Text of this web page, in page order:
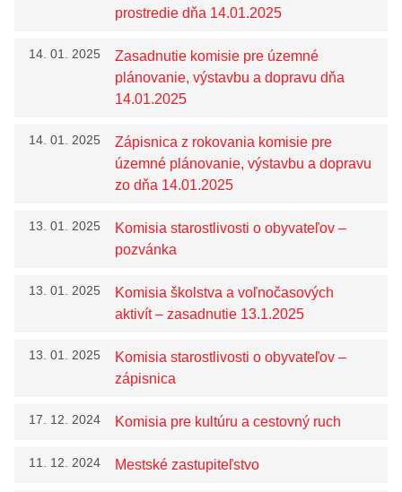
Záverečný účet mesta
Územný plán
prostredie dňa 14.01.2025
14. 01. 2025
Zasadnutie komisie pre územné
plánovanie, výstavbu a dopravu dňa
14.01.2025
14. 01. 2025
Zápisnica z rokovania komisie pre
územné plánovanie, výstavbu a dopravu
zo dňa 14.01.2025
13. 01. 2025
Komisia starostlivosti o obyvateľov –
pozvánka
13. 01. 2025
Komisia školstva a voľnočasových
aktivít – zasadnutie 13.1.2025
13. 01. 2025
Komisia starostlivosti o obyvateľov –
zápisnica
17. 12. 2024 Komisia pre kultúru a cestovný ruch
11. 12. 2024 Mestské zastupiteľstvo